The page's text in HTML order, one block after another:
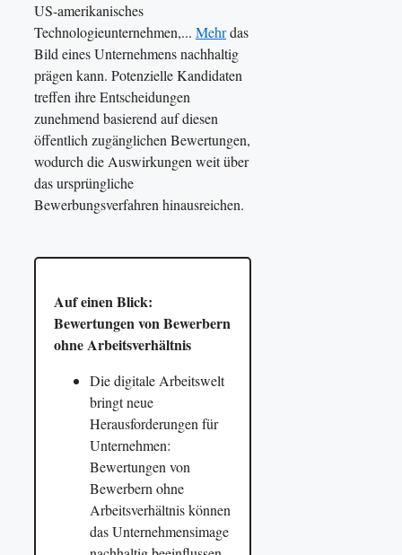
US-amerikanisches
Technologieunternehmen,... Mehrdas
Bild eines Unternehmens nachhaltig
prägen kann. Potenzielle Kandidaten
treffen ihre Entscheidungen
zunehmend basierend auf diesen
öffentlich zugänglichen Bewertungen,
wodurch die Auswirkungen weit über
das ursprüngliche
Bewerbungsverfahren hinausreichen.
Auf einen Blick:
Bewertungen von Bewerbern
ohne Arbeitsverhältnis
Die digitale Arbeitswelt
bringt neue
Herausforderungen für
Unternehmen:
Bewertungen von
Bewerbern ohne
Arbeitsverhältnis können
das Unternehmensimage